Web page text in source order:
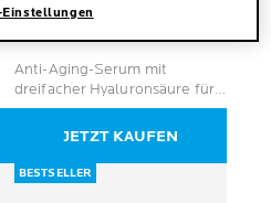
4.6
5
Sternen.
Bewertungen
Anti-Aging-Serum mit
dreifacher Hyaluronsäure für
einen sofortigen Lifting-
JETZT KAUFEN
BESTSELLER
Einstellungen